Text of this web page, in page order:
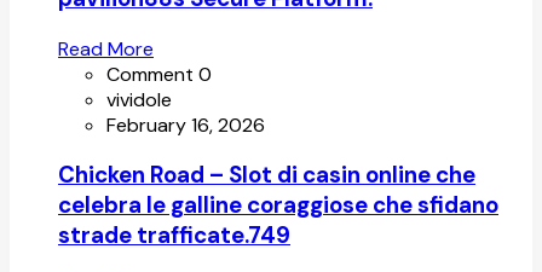
Read More
Comment 0
vividole
February 16, 2026
Chicken Road – Slot di casin online che
celebra le galline coraggiose che sfidano
strade trafficate.749